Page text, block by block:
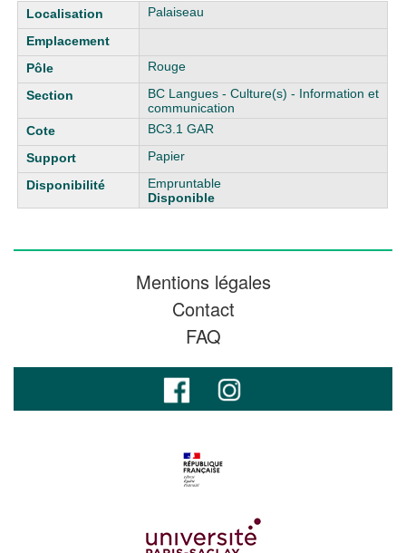
Liste des exemplaires Palaiseau
Rouge
BC Langues - Culture(s) - Information et
communication
BC3.1 GAR
Papier
Empruntable
Disponible
Mentions légales
Contact
FAQ